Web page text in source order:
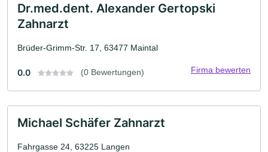
Dr.med.dent. Alexander Gertopski
Zahnarzt
Brüder-Grimm-Str. 17, 63477 Maintal
0.0 (0 Bewertungen) Firma bewerten
Michael Schäfer Zahnarzt
Fahrgasse 24, 63225 Langen